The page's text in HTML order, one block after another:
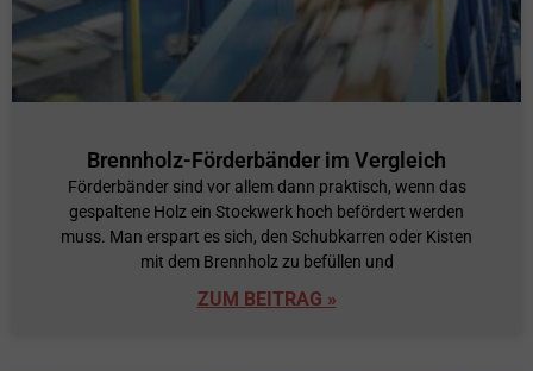
Brennholz-Förderbänder im Vergleich
Förderbänder sind vor allem dann praktisch, wenn das
gespaltene Holz ein Stockwerk hoch befördert werden
muss. Man erspart es sich, den Schubkarren oder Kisten
mit dem Brennholz zu befüllen und
ZUM BEITRAG »